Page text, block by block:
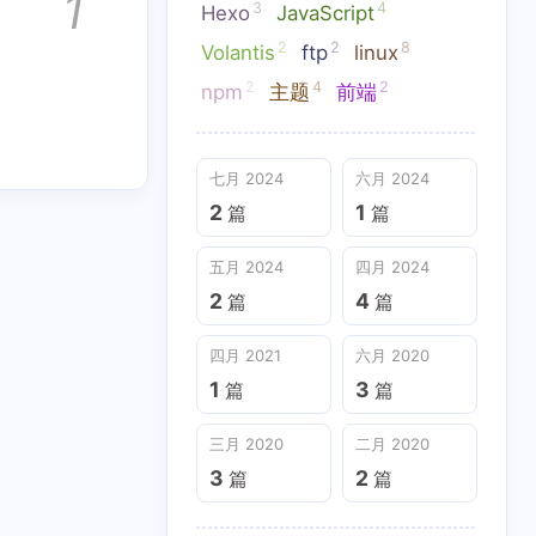
Hexo 3 JavaScript4
Volantis 2 ftp 2 linux 8
npm 2 主题 4 前端 2
七月 2024
2 篇
六月 2024
1 篇
五月 2024
2 篇
四月 2024
4 篇
四月 2021
1 篇
六月 2020
3 篇
三月 2020
3 篇
二月 2020
2 篇